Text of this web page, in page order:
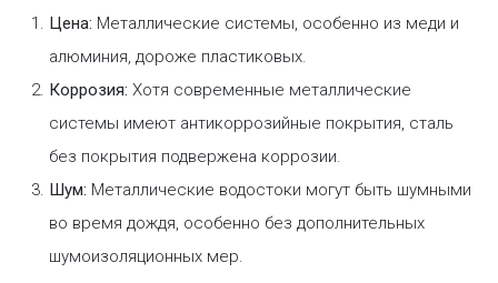
Цена: Металлические системы, особенно из меди и
алюминия, дороже пластиковых.
Коррозия: Хотя современные металлические
системы имеют антикоррозийные покрытия, сталь
без покрытия подвержена коррозии.
Шум: Металлические водостоки могут быть шумными
во время дождя, особенно без дополнительных
шумоизоляционных мер.